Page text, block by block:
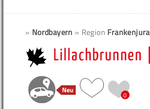
» Nordbayern » Region
Lillachbrunnen
0